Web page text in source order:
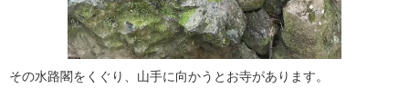
その水路閣をくぐり、山手に向かうとお寺があります。